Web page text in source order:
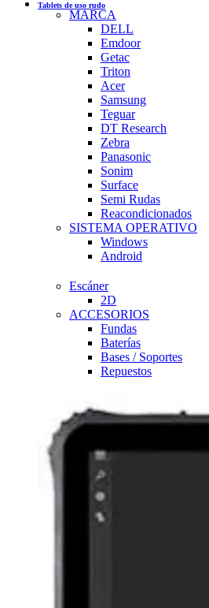
Tablets de uso rudo
MARCA
DELL
Emdoor
Getac
Triton
Acer
Samsung
Teguar
DT Research
Zebra
Panasonic
Sonim
Surface
Semi Rudas
Reacondicionados
SISTEMA OPERATIVO
Windows
Android
Escáner
2D
ACCESORIOS
Fundas
Baterías
Bases / Soportes
Repuestos